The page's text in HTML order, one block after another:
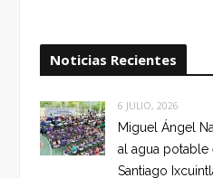
Noticias Recientes
6 JULIO, 2026
Miguel Ángel
al agua
Santiago